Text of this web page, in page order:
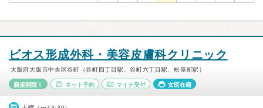
ビオス形成外科・美容皮膚科クリニック
大阪府大阪市中央区谷町（谷町四丁目駅、谷町六丁目駅、松屋町駅）
新規開院！ ネット予約 マイナ受付 女医在籍